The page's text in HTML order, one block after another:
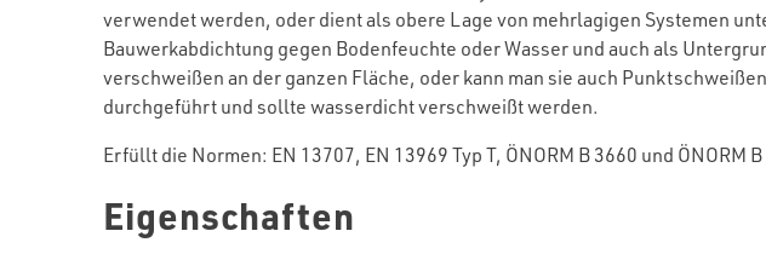
verwendet werden, oder dient als obere Lage von mehrlagigen Systemen
Bauwerkabdichtung gegen Bodenfeuchte oder Wasser und auch als
verschweißen an der ganzen Fläche, oder kann man sie auch
durchgeführt und sollte wasserdicht verschweißt werden.
Erfüllt die Normen: EN 13707, EN 13969 Typ T, ÖNORM B 3660 und ÖNORM
Eigenschaften